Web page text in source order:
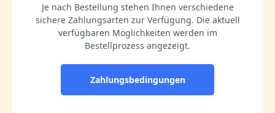
Je nach Bestellung stehen Ihnen verschiedene
sichere Zahlungsarten zur Verfügung. Die aktuell
verfügbaren Möglichkeiten werden im
Bestellprozess angezeigt.
Zahlungsbedingungen